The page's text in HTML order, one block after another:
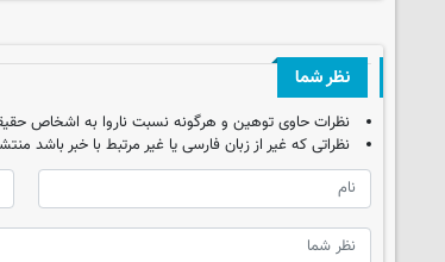
نظر شما
نظرات حاوی توهین و هرگونه نسبت ناروا به اشخاص
نظراتی که غیر از زبان فارسی یا غیر مرتبط با خبر باشد